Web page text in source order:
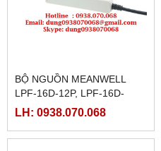
BỘ NGUỒN MEANWELL
LPF-16D-12P, LPF-16D-
15,LPF-16D-15P, LPF-16D-
24,LPF-16D-24P
LH: 0938.070.068